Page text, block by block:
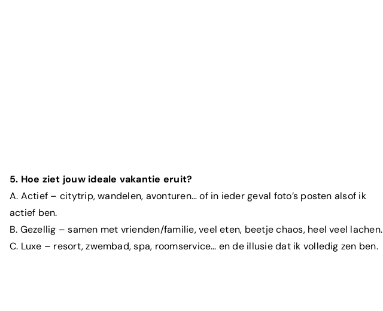
5. Hoe ziet jouw ideale vakantie eruit?
A. Actief – citytrip, wandelen, avonturen… of in ieder geval foto’s posten alsof ik
actief ben.
B. Gezellig – samen met vrienden/familie, veel eten, beetje chaos, heel veel lachen.
C. Luxe – resort, zwembad, spa, roomservice… en de illusie dat ik volledig zen ben.